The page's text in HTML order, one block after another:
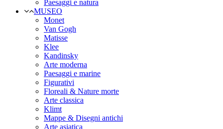
Paesaggi e natura
MUSEO
Monet
Van Gogh
Matisse
Klee
Kandinsky
Arte moderna
Paesaggi e marine
Figurativi
Floreali & Nature morte
Arte classica
Klimt
Mappe & Disegni antichi
Arte asiatica